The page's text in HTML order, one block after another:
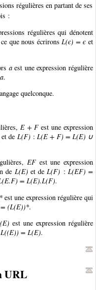
régulières en partant de ses
:
régulières qui dénotent
que nous écrironsL(є) = є et
aest une expression régulière
.
quelconque.
E + Fest une expression
et de L(F): L(E + F) = L(E) ∪
EFest une expression
de L(E)et deL(F) : L(EF) =
= L(E).L(F).
est une expression régulière qui
(L(E))*.
(E) est une expression régulière
L((E)) = L(E).
URL